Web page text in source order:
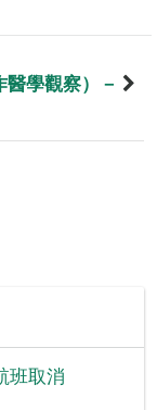
學觀察）－
班取消